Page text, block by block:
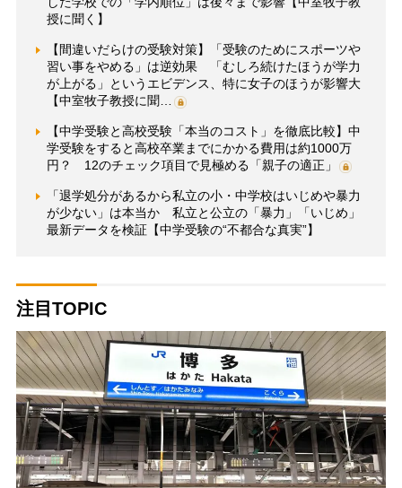
授に聞く】
【間違いだらけの受験対策】「受験のためにスポーツや
習い事をやめる」は逆効果 「むしろ続けたほうが学力
が上がる」というエビデンス、特に女子のほうが影響大
【中室牧子教授に聞…
【中学受験と高校受験「本当のコスト」を徹底比較】中
学受験をすると高校卒業までにかかる費用は約1000万
円？ 12のチェック項目で見極める「親子の適正」
「退学処分があるから私立の小・中学校はいじめや暴力
が少ない」は本当か 私立と公立の「暴力」「いじめ」
最新データを検証【中学受験の“不都合な真実”】
注目TOPIC